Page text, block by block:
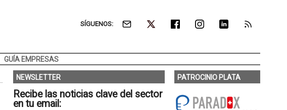
SÍGUENOS:
GUÍA EMPRESAS
NEWSLETTER
Recibe las noticias clave del sector
en tu email:
PATROCINIO PLATA